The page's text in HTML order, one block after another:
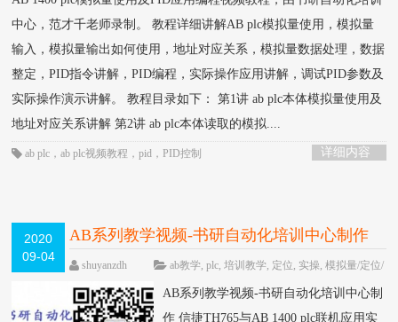
中心，范才千老师录制。 教程详细讲解AB plc模拟量使用，模拟量
输入，模拟量输出如何使用，地址对应关系，模拟量数据处理，数据
整定，PID指令讲解，PID编程，实际操作应用讲解，调试PID参数及
实际操作演示讲解。 教程目录如下： 第1讲 ab plc本体模拟量使用及
地址对应关系讲解 第2讲 ab plc本体读取的模拟....
详细内容
ab plc ，ab plc视频教程 ，pid ，PID控制
2020
09-04
AB系列教学视频-书研自动化培训中心制作
HOTshuyanzdh ab教学,plc,培训教学, 定位, 实操,模拟量/定位/
论
AB系列教学视频-书研自动化培训中心制
作 信捷TH765与AB 1400 plc联机应用实